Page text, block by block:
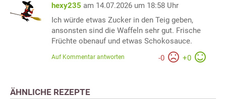
hexy235 am 14.07.2026 um 18:58 Uhr
Ich würde etwas Zucker in den Teig geben,
ansonsten sind die Waffeln sehr gut. Frische
Früchte obenauf und etwas Schokosauce.
-0 +0
Auf Kommentar antworten
ÄHNLICHE REZEPTE